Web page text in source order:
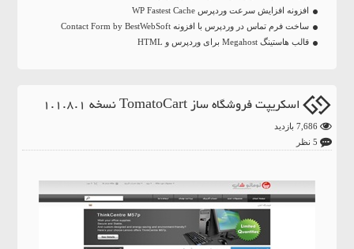
افزونه افزایش سرعت وردپرس WP Fastest Cache
ساخت فرم تماس در وردپرس با افزونه Contact Form by BestWebSoft
قالب هاستینگ Megahost برای وردپرس و HTML
اسکریپت فروشگاه ساز TomatoCart نسخه 1.1.8.1
7,686 بازدید